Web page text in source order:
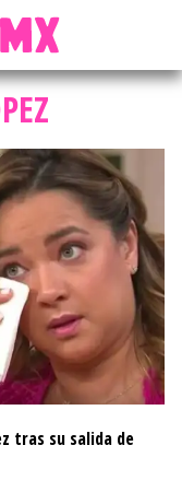
tras su salida de